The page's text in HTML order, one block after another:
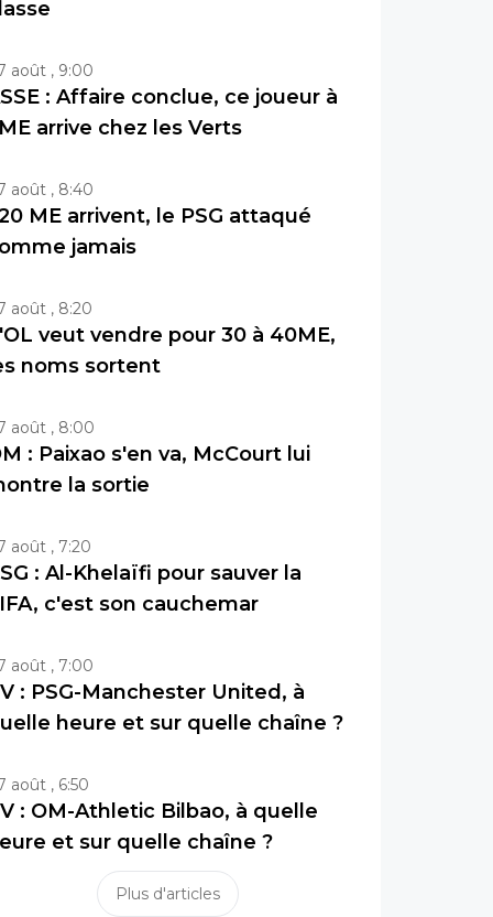
août , 9:00
: Affaire conclue, ce joueur à
arrive chez les Verts
août , 8:40
ME arrivent, le PSG attaqué
jamais
août , 8:20
veut vendre pour 30 à 40ME,
noms sortent
août , 8:00
: Paixao s'en va, McCourt lui
la sortie
août , 7:20
: Al-Khelaïfi pour sauver la
c'est son cauchemar
août , 7:00
: PSG-Manchester United, à
heure et sur quelle chaîne ?
août , 6:50
: OM-Athletic Bilbao, à quelle
et sur quelle chaîne ?
Plus d'articles